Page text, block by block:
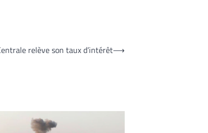
relève son taux d’intérêt⟶